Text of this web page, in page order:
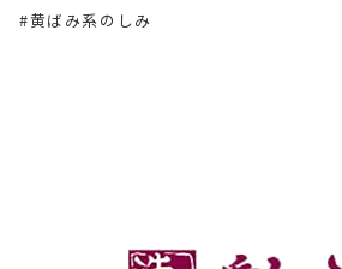
#黄ばみ系のしみ